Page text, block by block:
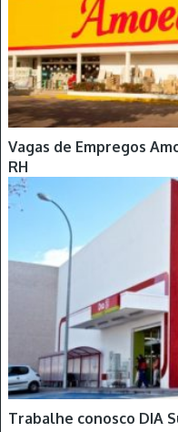
Vagas de Empregos
RH
Trabalhe conosco DIA